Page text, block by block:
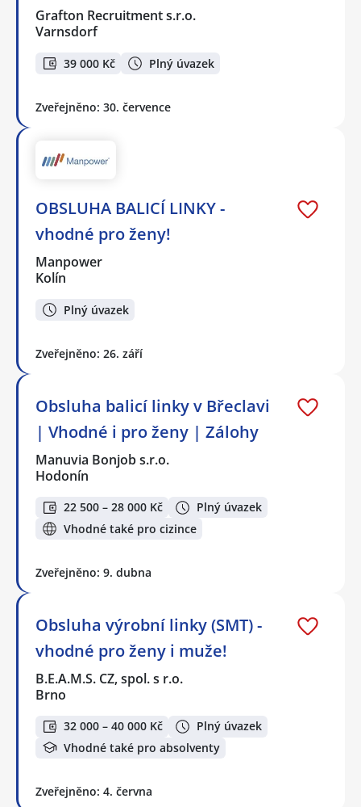
Grafton Recruitment s.r.o.
Varnsdorf
39 000 Kč Plný úvazek
Zveřejněno: 30. července
OBSLUHA BALICÍ LINKY -
vhodné pro ženy!
Manpower
Kolín
Plný úvazek
Zveřejněno: 26. září
Obsluha balicí linky v Břeclavi
| Vhodné i pro ženy | Zálohy
Manuvia Bonjob s.r.o.
Hodonín
22 500 – 28 000 Kč
Plný úvazek
Vhodné také pro cizince
Zveřejněno: 9. dubna
Obsluha výrobní linky (SMT) -
vhodné pro ženy i muže!
B.E.A.M.S. CZ, spol. s r.o.
Brno
32 000 – 40 000 Kč
Plný úvazek
Vhodné také pro absolventy
Zveřejněno: 4. června